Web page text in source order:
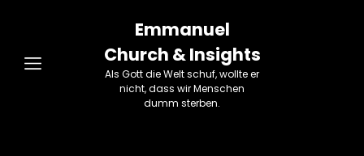
Emmanuel
Church & Insights
Als Gott die Welt schuf, wollte er
nicht, dass wir Menschen
dumm sterben.